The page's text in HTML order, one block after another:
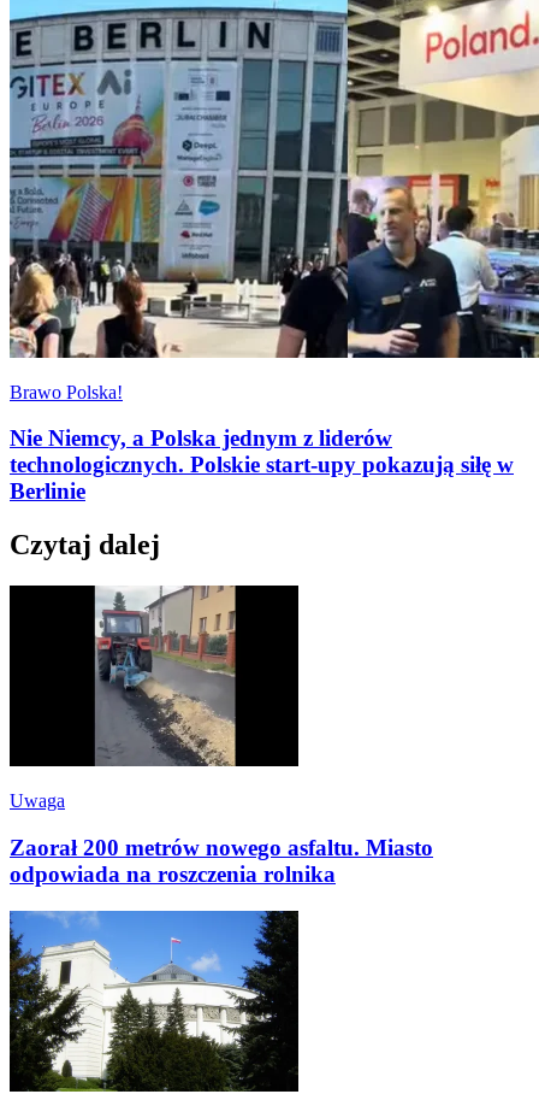
Brawo Polska!
Nie Niemcy, a Polska jednym z liderów
technologicznych. Polskie start-upy pokazują siłę w
Berlinie
Czytaj dalej
Uwaga
Zaorał 200 metrów nowego asfaltu. Miasto
odpowiada na roszczenia rolnika